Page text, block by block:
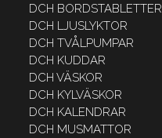
DCH BORDSTABLETTER
DCH LJUSLYKTOR
DCH TVÅLPUMPAR
DCH KUDDAR
DCH VÄSKOR
DCH KYLVÄSKOR
DCH KALENDRAR
DCH MUSMATTOR